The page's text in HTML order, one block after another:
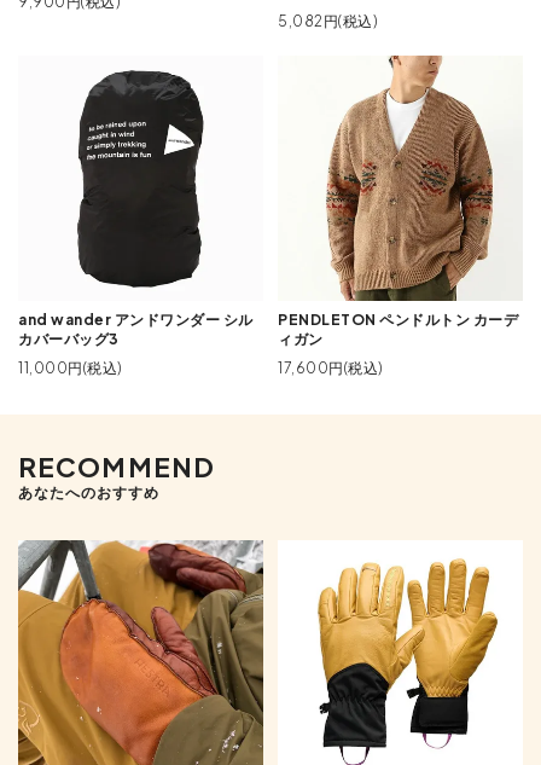
5,082円(税込)
and wander アンドワンダー シル
カバーバッグ3
11,000円(税込)
PENDLETON ペンドルトン カーデ
ィガン
17,600円(税込)
RECOMMEND
あなたへのおすすめ